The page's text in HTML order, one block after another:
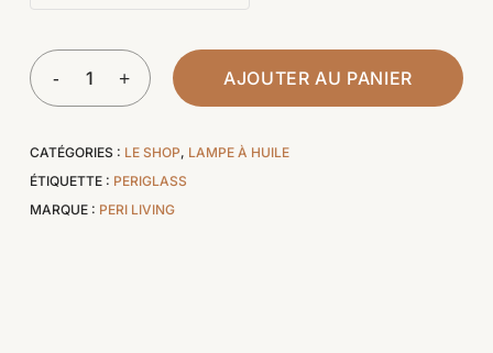
AJOUTER AU PANIER
CATÉGORIES : LE SHOP, LAMPE À HUILE
ÉTIQUETTE : PERIGLASS
MARQUE : PERI LIVING